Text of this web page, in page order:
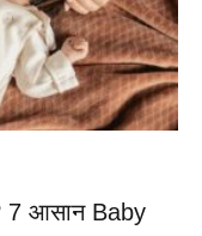
7 आसान Baby